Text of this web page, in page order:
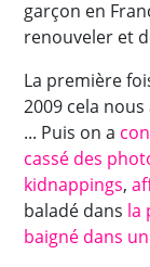
garçon en
renouveler et
La première
2009 cela
... Puis on a
cassé des
kidnappings,
baladé dans la
baigné dans